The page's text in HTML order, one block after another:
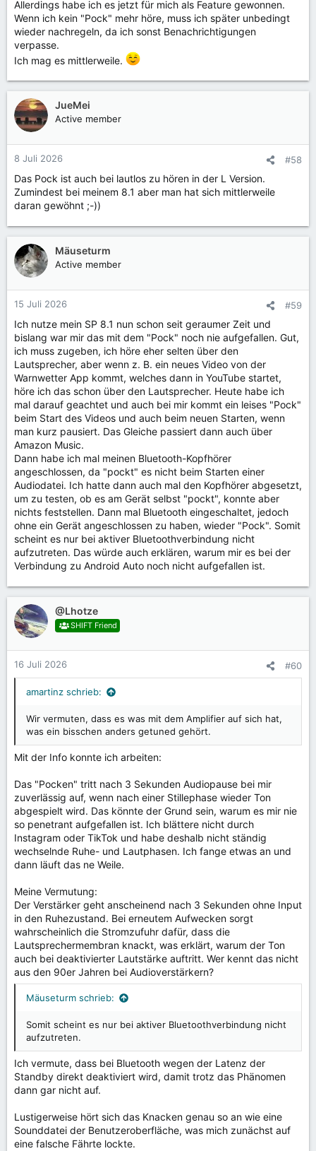
Allerdings habe ich es jetzt für mich als Feature gewonnen.
Wenn ich kein "Pock" mehr höre, muss ich später unbedingt
wieder nachregeln, da ich sonst Benachrichtigungen
verpasse.
Ich mag es mittlerweile.
JueMei
Active member
8 Juli 2026 #58
Das Pock ist auch bei lautlos zu hören in der L Version.
Zumindest bei meinem 8.1 aber man hat sich mittlerweile
daran gewöhnt ;-))
Mäuseturm
Active member
15 Juli 2026 #59
Ich nutze mein SP 8.1 nun schon seit geraumer Zeit und
bislang war mir das mit dem "Pock" noch nie aufgefallen. Gut,
ich muss zugeben, ich höre eher selten über den
Lautsprecher, aber wenn z. B. ein neues Video von der
Warnwetter App kommt, welches dann in YouTube startet,
höre ich das schon über den Lautsprecher. Heute habe ich
mal darauf geachtet und auch bei mir kommt ein leises "Pock"
beim Start des Videos und auch beim neuen Starten, wenn
man kurz pausiert. Das Gleiche passiert dann auch über
Amazon Music.
Dann habe ich mal meinen Bluetooth-Kopfhörer
angeschlossen, da "pockt" es nicht beim Starten einer
Audiodatei. Ich hatte dann auch mal den Kopfhörer abgesetzt,
um zu testen, ob es am Gerät selbst "pockt", konnte aber
nichts feststellen. Dann mal Bluetooth eingeschaltet, jedoch
ohne ein Gerät angeschlossen zu haben, wieder "Pock". Somit
scheint es nur bei aktiver Bluetoothverbindung nicht
aufzutreten. Das würde auch erklären, warum mir es bei der
Verbindung zu Android Auto noch nicht aufgefallen ist.
@Lhotze
SHIFT Friend
16 Juli 2026 #60
amartinz schrieb:
Wir vermuten, dass es was mit dem Amplifier auf sich hat,
was ein bisschen anders getuned gehört.
Mit der Info konnte ich arbeiten:
Das "Pocken" tritt nach 3 Sekunden Audiopause bei mir
zuverlässig auf, wenn nach einer Stillephase wieder Ton
abgespielt wird. Das könnte der Grund sein, warum es mir nie
so penetrant aufgefallen ist. Ich blättere nicht durch
Instagram oder TikTok und habe deshalb nicht ständig
wechselnde Ruhe- und Lautphasen. Ich fange etwas an und
dann läuft das ne Weile.
Meine Vermutung:
Der Verstärker geht anscheinend nach 3 Sekunden ohne Input
in den Ruhezustand. Bei erneutem Aufwecken sorgt
wahrscheinlich die Stromzufuhr dafür, dass die
Lautsprechermembran knackt, was erklärt, warum der Ton
auch bei deaktivierter Lautstärke auftritt. Wer kennt das nicht
aus den 90er Jahren bei Audioverstärkern?
Mäuseturm schrieb:
Somit scheint es nur bei aktiver Bluetoothverbindung nicht
aufzutreten.
Ich vermute, dass bei Bluetooth wegen der Latenz der
Standby direkt deaktiviert wird, damit trotz das Phänomen
dann gar nicht auf.
Lustigerweise hört sich das Knacken genau so an wie eine
Sounddatei der Benutzeroberfläche, was mich zunächst auf
eine falsche Fährte lockte.